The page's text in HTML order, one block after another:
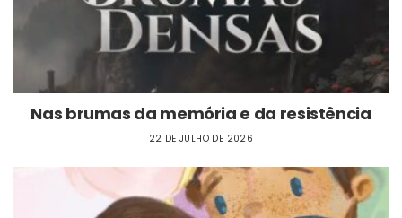
Nas brumas da memória e da resistência
22 DE JULHO DE 2026